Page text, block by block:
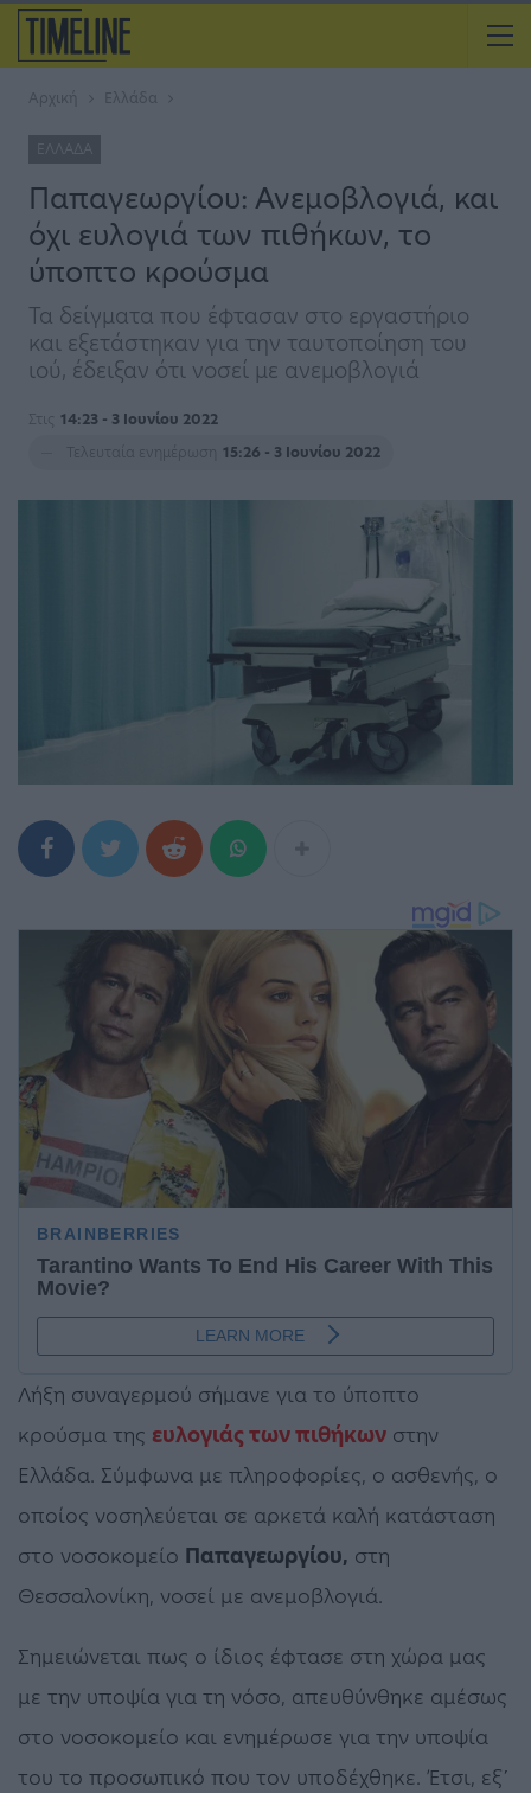
Αρχική Ελλάδα
ΕΛΛΆΔΑ
Παπαγεωργίου: Ανεμοβλογιά, και
όχι ευλογιά των πιθήκων, το
ύποπτο κρούσμα
Τα δείγματα που έφτασαν στο εργαστήριο
και εξετάστηκαν για την ταυτοποίηση του
ιού, έδειξαν ότι νοσεί με ανεμοβλογιά
Στις 14:23 - 3 Ιουνίου 2022
Τελευταία ενημέρωση
15:26 - 3 Ιουνίου 2022
Λήξη συναγερμού σήμανε για το ύποπτο
κρούσμα της ευλογιάς των πιθήκων στην
Ελλάδα. Σύμφωνα με πληροφορίες, ο ασθενής, ο
οποίος νοσηλεύεται σε αρκετά καλή κατάσταση
στο νοσοκομείο Παπαγεωργίου, στη
Θεσσαλονίκη, νοσεί με ανεμοβλογιά.
Σημειώνεται πως ο ίδιος έφτασε στη χώρα μας
με την υποψία για τη νόσο, απευθύνθηκε αμέσως
στο νοσοκομείο και ενημέρωσε για την υποψία
του το προσωπικό που τον υποδέχθηκε. Έτσι, εξ΄